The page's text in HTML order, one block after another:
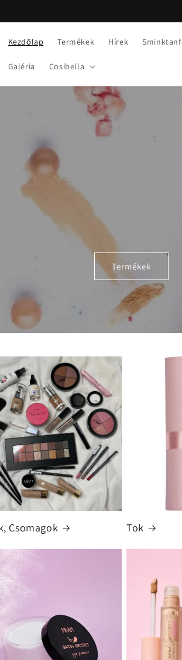
Kezdőlap Termékek Hírek
Galéria Cosibella
Termékek
Csomagok Tok